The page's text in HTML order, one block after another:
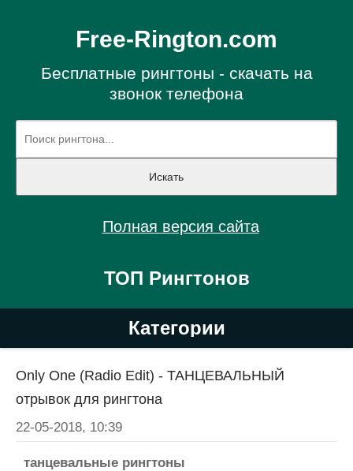
Free-Rington.com
Бесплатные рингтоны - скачать на
звонок телефона
Полная версия сайта
ТОП Рингтонов
Категории
Only One (Radio Edit) - ТАНЦЕВАЛЬНЫЙ
отрывок для рингтона
22-05-2018, 10:39
танцевальные рингтоны